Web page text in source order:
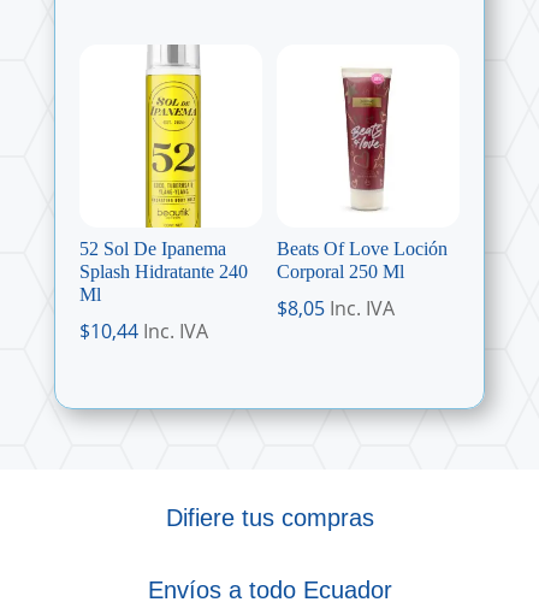
52 Sol De Ipanema
Splash Hidratante 240
Ml
$10,44 Inc. IVA
Beats Of Love Loción
Corporal 250 Ml
$8,05 Inc. IVA
Difiere tus compras
Envíos a todo Ecuador